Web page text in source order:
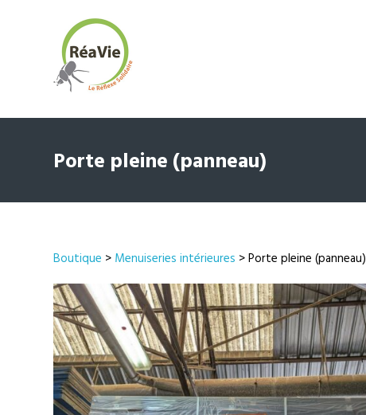
Porte pleine (panneau)
Boutique > Menuiseries intérieures > Porte pleine (panneau)